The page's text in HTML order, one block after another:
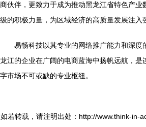
商伙伴，更致力于成为推动黑龙江省特色产业
级的积极力量，为区域经济的高质量发展注入
易畅科技以其专业的网络推广能力和深度
龙江的企业在广阔的电商蓝海中扬帆远航，是
字市场不可或缺的专业枢纽。
如若转载，请注明出处：http://www.think-in-